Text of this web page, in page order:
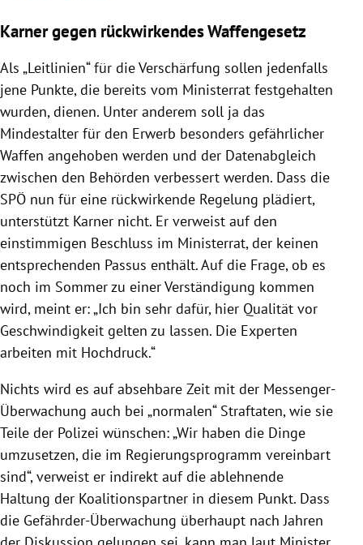
Karner gegen rückwirkendes Waffengesetz
Als „Leitlinien“ für die Verschärfung sollen jedenfalls
jene Punkte, die bereits vom Ministerrat festgehalten
wurden, dienen. Unter anderem soll ja das
Mindestalter für den Erwerb besonders gefährlicher
Waffen angehoben werden und der Datenabgleich
zwischen den Behörden verbessert werden. Dass die
SPÖ nun für eine rückwirkende Regelung plädiert,
unterstützt Karner nicht. Er verweist auf den
einstimmigen Beschluss im Ministerrat, der keinen
entsprechenden Passus enthält. Auf die Frage, ob es
noch im Sommer zu einer Verständigung kommen
wird, meint er: „Ich bin sehr dafür, hier Qualität vor
Geschwindigkeit gelten zu lassen. Die Experten
arbeiten mit Hochdruck.“
Nichts wird es auf absehbare Zeit mit der Messenger-
Überwachung auch bei „normalen“ Straftaten, wie sie
Teile der Polizei wünschen: „Wir haben die Dinge
umzusetzen, die im Regierungsprogramm vereinbart
sind“, verweist er indirekt auf die ablehnende
Haltung der Koalitionspartner in diesem Punkt. Dass
die Gefährder-Überwachung überhaupt nach Jahren